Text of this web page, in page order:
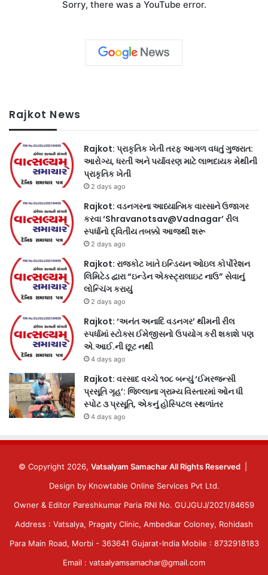
Sorry, there was a YouTube error.
Rajkot News
Rajkot: પ્રાકૃતિક ખેતી તરફ આગળ વધતું ગુજરાત:
આરોગ્ય, ધરતી અને પર્યાવરણ માટે લાભદાયક મેથીની
પ્રાકૃતિક ખેતી
2 days ago
Rajkot: વડનગરના આધ્યાત્મિક વારસાને ઉજાગર
કરવા ‘Shravanotsav@Vadnagar’ રીલ
સ્પર્ધાનો દ્વિતીય તબક્કો આજથી શરૂ
2 days ago
Rajkot: રાજકોટ ખાતે ઇન્ડિયન ઓઇલ કોર્પોરેશન
લિમિટેડ દ્વારા “ઇન્ડેન એક્સ્ટ્રાલાઇટ નાઉ” સેવાનું
લોન્ચિંગ કરાયું
2 days ago
Rajkot: ‘અનંત અનાદિ વડનગર’ થીમની રીલ
સ્પર્ધામાં સ્ટોક્સ ઈમેજીસનો ઉપયોગ કરી શકાશે પણ
એ.આઈ.ની છૂટ નથી
4 days ago
Rajkot: વરસાદ વચ્ચે ૧૦૮ બન્યું ‘ઈમરજન્સી
પ્રસૂતિ ગૃહ’: જિલ્લાના ગ્રામ્ય વિસ્તારમાં ઓન ધી
સ્પોટ ૩ પ્રસૂતિ, એકનું હોસ્પિટલ સ્થળાંતર
4 days ago
© Copyright 2026, Vatsalyam Samachar All Rights Reserved
Design by Knowtable Online Services Pvt Ltd.
Owner & Editor Pareshkumar Paria RNI No. GUJGUJ/2021/84659
Address : Vatsalya, Pragaty Clinic, Ambedkar Coloney, Rohidash
Para Main Road, Morbi - 363641 Gujarat-India Mobile : 8732918183
Email : vatsalyamsamachar@gmail.com